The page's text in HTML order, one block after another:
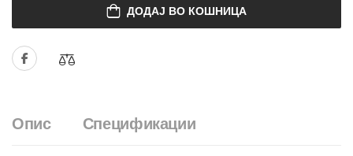
ДОДАЈ ВО КОШНИЦА
Опис Спецификации